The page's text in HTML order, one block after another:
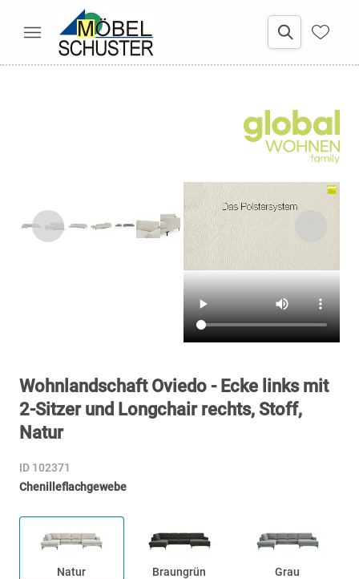
Wohnlandschaft Oviedo - Ecke links mit
2-Sitzer und Longchair rechts, Stoff,
Natur
ID 102371
Chenilleflachgewebe
Natur Braungrün Grau